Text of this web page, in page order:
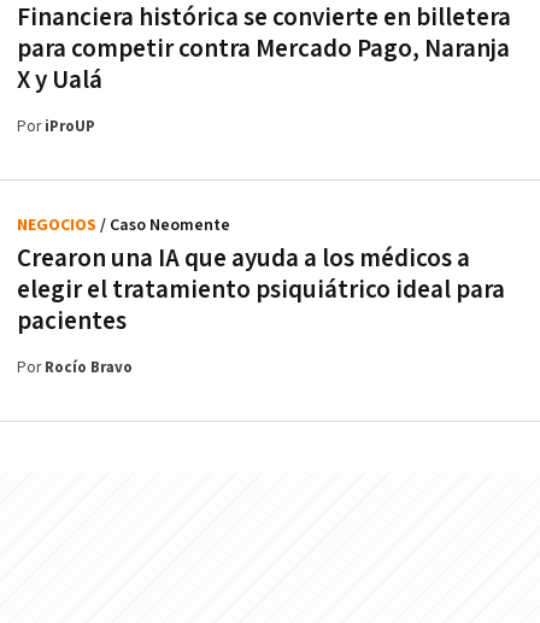
Financiera histórica se convierte en billetera
para competir contra Mercado Pago, Naranja
X y Ualá
PoriProUP
Crearon una IA que ayuda a los médicos a
elegir el tratamiento psiquiátrico ideal para
pacientes
NEGOCIOS / Caso Neomente
PorRocío Bravo